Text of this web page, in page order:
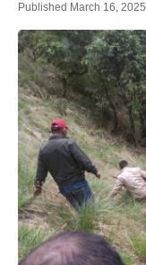
Published March 16, 2025